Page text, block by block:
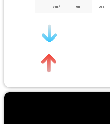
ven 7 ieri oggi